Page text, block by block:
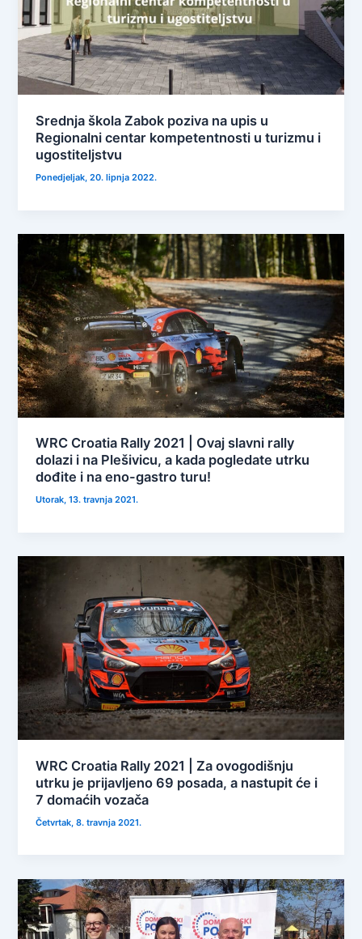
Srednja škola Zabok poziva na upis u
Regionalni centar kompetentnosti u turizmu i
ugostiteljstvu
Ponedjeljak, 20. lipnja 2022.
WRC Croatia Rally 2021 | Ovaj slavni rally
dolazi i na Plešivicu, a kada pogledate utrku
dođite i na eno-gastro turu!
Utorak, 13. travnja 2021.
WRC Croatia Rally 2021 | Za ovogodišnju
utrku je prijavljeno 69 posada, a nastupit će i
7 domaćih vozača
Četvrtak, 8. travnja 2021.